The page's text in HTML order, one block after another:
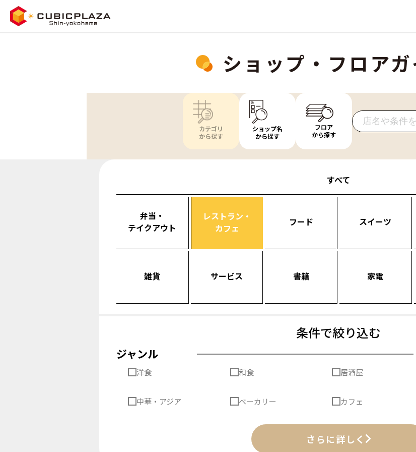
ショップ・フロアガ
カテゴリ
から探す
ショップ名
から探す
フロア
から探す
すべて
弁当・
テイクアウト
レストラン・
カフェ
フード スイーツ
雑貨 サービス 書籍 家電
条件で絞り込む
ジャンル
洋食 和食 居酒屋
中華・アジア ベーカリー カフェ
さらに詳しく